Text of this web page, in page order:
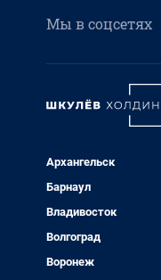
Мы в соцсетях
Архангельск
Барнаул
Владивосток
Волгоград
Воронеж